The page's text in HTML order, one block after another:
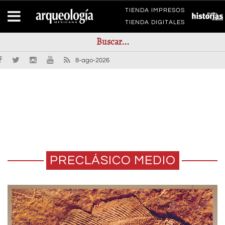
TIENDA IMPRESOS
TIENDA DIGITALES
8-ago-2026
PRECLÁSICO MEDIO